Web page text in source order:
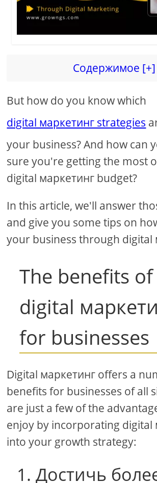
Содержимое [+]
But how do you know which
digital маркетинг strategies
your business? And how can
sure you're getting the most
digital маркетинг budget?
In this article, we'll answer
and give you some tips on
your business through digital
The benefits of
digital
for businesses
Digital маркетинг offers a
benefits for businesses of all
are just a few of the
enjoy by incorporating digital
into your growth strategy:
1. Достичь